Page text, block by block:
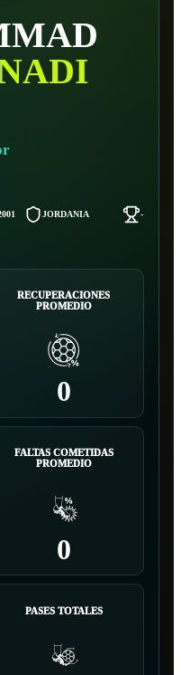
JORDANIA -
RECUPERACIONES
PROMEDIO
0
FALTAS COMETIDAS
PROMEDIO
0
PASES TOTALES